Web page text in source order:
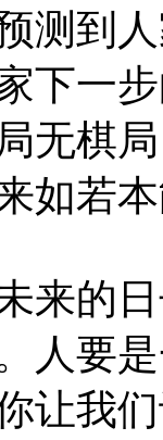
测到
下一
无棋
如若
的日
人要
让我